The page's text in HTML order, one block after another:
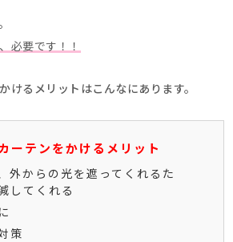
必要です！！
けるメリットはこんなにあります。
ーテンをかけるメリット
外からの光を遮ってくれるた
してくれる
策